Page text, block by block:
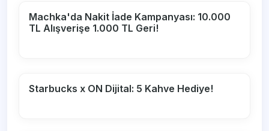
Machka'da Nakit İade Kampanyası: 10.000
TL Alışverişe 1.000 TL Geri!
Starbucks x ON Dijital: 5 Kahve Hediye!